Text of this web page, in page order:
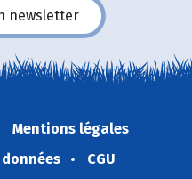
newsletter
Mentions légales
CGU